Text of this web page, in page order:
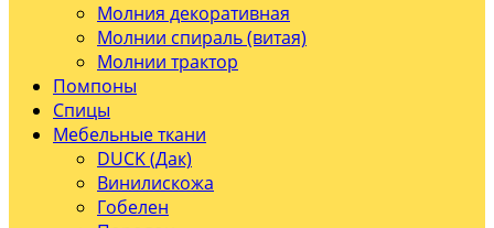
Молния декоративная
Молнии спираль (витая)
Молнии трактор
Помпоны
Спицы
Мебельные ткани
DUCK (Дак)
Винилискожа
Гобелен